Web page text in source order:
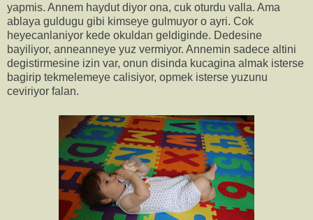
yapmis. Annem haydut diyor ona, cuk oturdu valla. Ama
ablaya guldugu gibi kimseye gulmuyor o ayri. Cok
heyecanlaniyor kede okuldan geldiginde. Dedesine
bayiliyor, anneanneye yuz vermiyor. Annemin sadece altini
degistirmesine izin var, onun disinda kucagina almak isterse
bagirip tekmelemeye calisiyor, opmek isterse yuzunu
ceviriyor falan.